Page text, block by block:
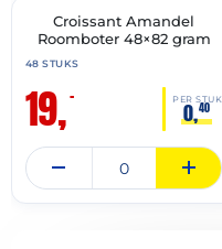
🔥 OP=OP
Croissant Amandel
Roomboter 48×82 gram
48 STUKS
19,– PER STUK
0,40